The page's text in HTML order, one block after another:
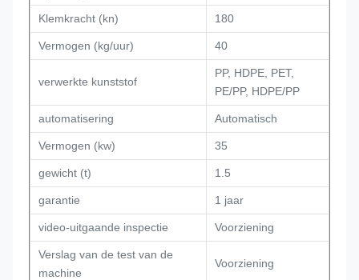
Klemkracht (kn) 180
Vermogen (kg/uur) 40
verwerkte kunststof
PP, HDPE, PET,
PE/PP, HDPE/PP
automatisering Automatisch
Vermogen (kw) 35
gewicht (t) 1.5
garantie 1 jaar
video-uitgaande inspectie Voorziening
Verslag van de test van de
machine
Voorziening